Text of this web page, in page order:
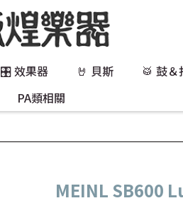
🎛️ 效果器 🤘 貝斯 🥁 鼓＆
PA類相關
MEINL SB600